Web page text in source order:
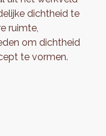
dichtheid te
ruimte,
om dichtheid
te vormen.